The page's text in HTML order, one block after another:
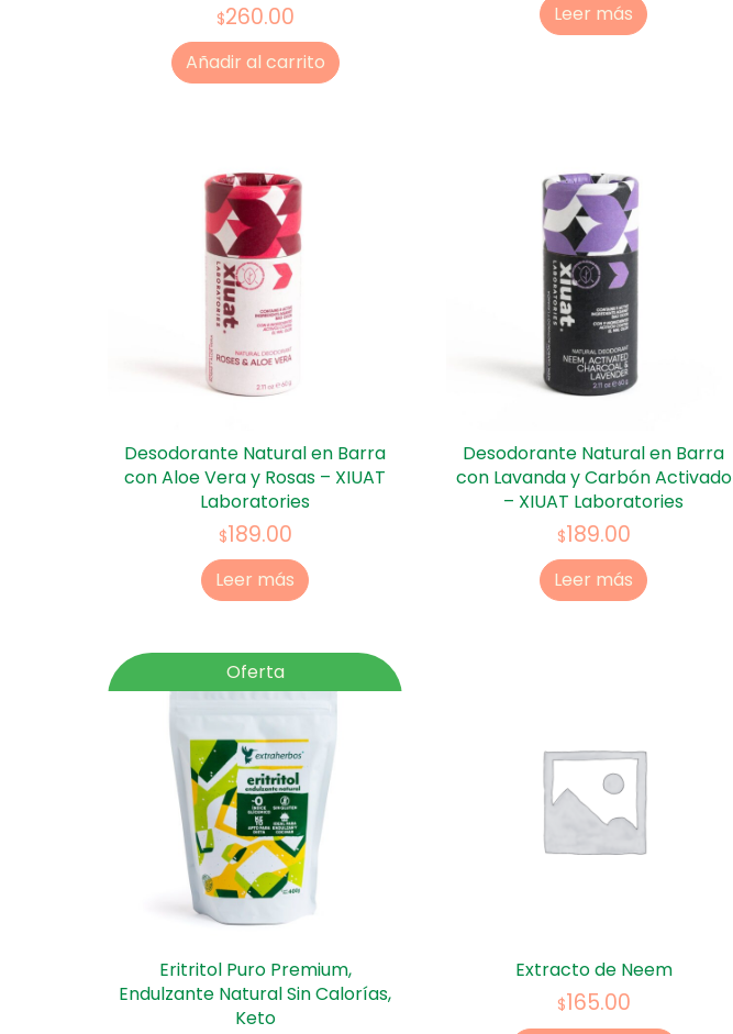
$260.00
Añadir al carrito
Leer más
Desodorante Natural en Barra
con Aloe Vera y Rosas – XIUAT
Laboratories
$189.00
Leer más
Desodorante Natural en Barra
con Lavanda y Carbón Activado
– XIUAT Laboratories
$189.00
Leer más
Oferta
Eritritol Puro Premium,
Endulzante Natural Sin Calorías,
Keto
Extracto de Neem
$165.00